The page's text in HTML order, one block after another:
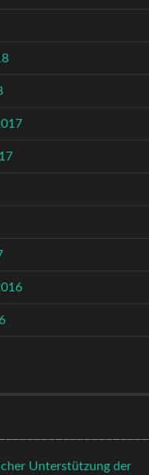
Unterstützung der